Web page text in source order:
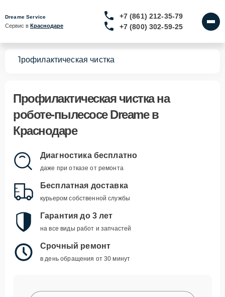
Dreame Service
Сервис в Краснодаре
+7 (861) 212-35-79
+7 (800) 302-59-25
Профилактическая чистка
Профилактическая чисткана
роботе-пылесосе Dreame в
Краснодаре
Диагностика бесплатно
даже при отказе от ремонта
Бесплатная доставка
курьером собственной службы
Гарантия до 3 лет
на все виды работ и запчастей
Срочный ремонт
в день обращения от 30 минут